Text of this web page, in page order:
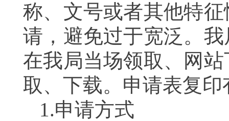
称、文号或者其他特
请，避免过于宽泛。
在我局当场领取、网
取、下载。申请表复
1.申请方式